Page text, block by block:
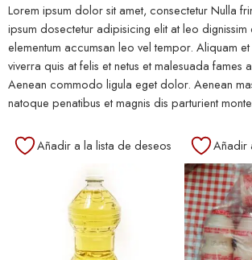
Lorem ipsum dolor sit amet, consectetur Nulla
ipsum dosectetur adipisicing elit at leo dignissim
elementum accumsan leo vel tempor. Aliquam
viverra quis at felis et netus et malesuada fames
Aenean commodo ligula eget dolor. Aenean
natoque penatibus et magnis dis parturient
Añadir a la lista de deseos Añadir